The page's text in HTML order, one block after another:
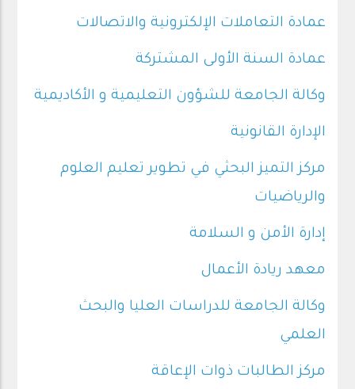
عمادة التعاملات الإلكترونية والاتصالات
عمادة السنة الأولى المشتركة
وكالة الجامعة للشؤون التعليمية و الأكاديمية
الإدارة القانونية
مركز التميز البحثي في تطوير تعليم العلوم
والرياضيات
إدارة الأمن و السلامة
معهد ريادة الأعمال
وكالة الجامعة للدراسات العليا والبحث
العلمي
مركز الطالبات ذوات الإعاقة